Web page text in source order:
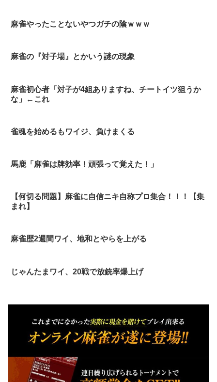
麻雀やったことないやつガチの陰ｗｗｗ
麻雀の『対子場』とかいう謎の現象
麻雀初心者「対子が4組ありますね、チートイツ狙うか
な」←これ
雀魂を始めるもワイジ、負けまくる
馬鹿「麻雀は牌効率！頑張って覚えた！」
【何切る問題】麻雀に自信ニキ自称プロ集合！！！【集
まれ】
麻雀歴2週間ワイ、地和とやらを上がる
じゃんたまワイ、20戦で放銃率爆上げ